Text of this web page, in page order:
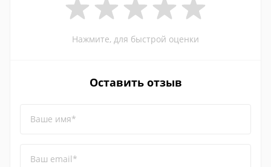
Нажмите, для быстрой оценки
Оставить отзыв
Ваше имя*
Ваш email*